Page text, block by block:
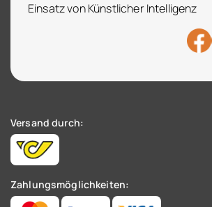
Einsatz von Künstlicher Intelligenz
Versand durch:
Zahlungsmöglichkeiten: